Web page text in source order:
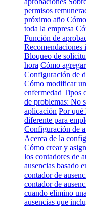
permisos
próximo año
toda la empresa
Función de
Recomendaciones
Bloqueo de
hora Cómo
Configuración de
Cómo modificar
enfermedad Tipos
de problemas: No
aplicación Por qué
diferente para
Configuración de
Acerca de la
Cómo crear y
los contadores de
ausencias basado
contador de
contador de
cuando elimino
ausencias que